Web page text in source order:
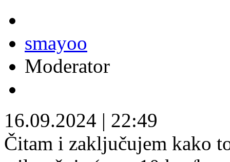
smayoo
Moderator
16.09.2024 | 22:49
Čitam i zaključujem kako